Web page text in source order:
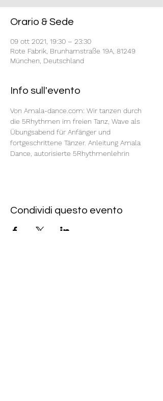
Orario & Sede
09 ott 2021, 19:30 – 23:30
Rote Fabrik, Brunhamstraße 19A, 81249
München, Deutschland
Info sull'evento
Von Amala-dance.com: Wir tanzen durch
die 5Rhythmen im freien Tanz, Wave als
Übungsabend für Anfänger und
fortgeschrittene Tänzer. Anleitung Amala
Dance, autorisierte 5Rhythmenlehrin
Condividi questo evento